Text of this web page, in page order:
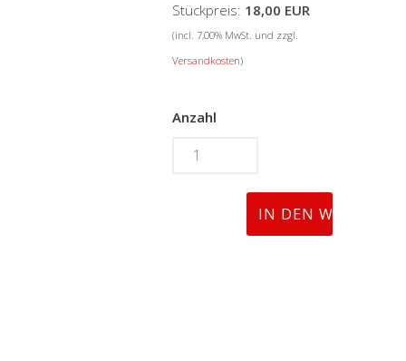
Stückpreis: 18,00 EUR
(incl. 7,00% MwSt. und zzgl.
Versandkosten)
Anzahl